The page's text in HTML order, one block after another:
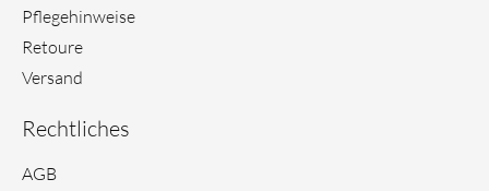
Pflegehinweise
Retoure
Versand
Rechtliches
AGB